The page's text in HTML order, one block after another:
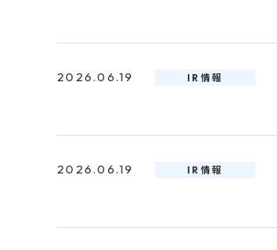
2026.06.19 IR情報
2026.06.19 IR情報